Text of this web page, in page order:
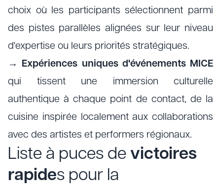
choix où les participants sélectionnent parmi
des pistes parallèles alignées sur leur niveau
d'expertise ou leurs priorités stratégiques.
→ Expériences uniques d'événements MICE
qui tissent une immersion culturelle
authentique à chaque point de contact, de la
cuisine inspirée localement aux collaborations
avec des artistes et performers régionaux.
Liste à puces de victoires
rapides pour la